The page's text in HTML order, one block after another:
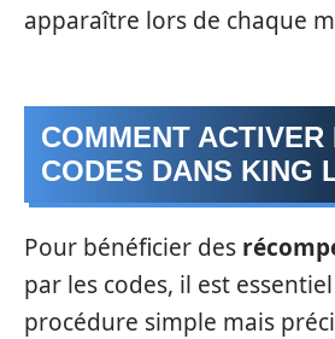
apparaître lors de chaque
COMMENT ACTIVER
CODES DANS KING
Pour bénéficier des
par les codes, il est
procédure simple mais